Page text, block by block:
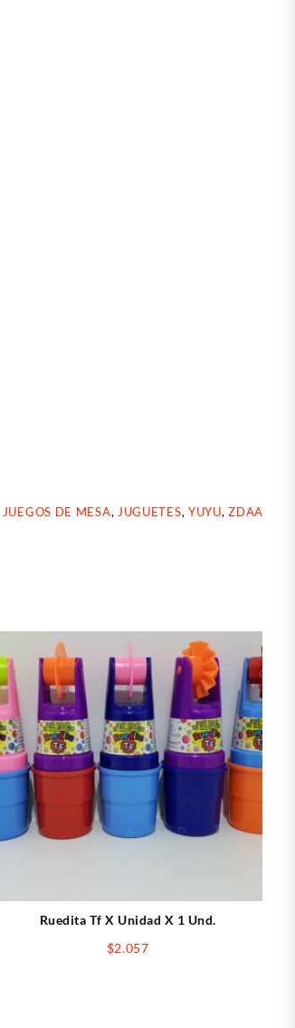
JUEGOS DE MESA, JUGUETES, YUYU,ZDAA
Ruedita Tf X Unidad X 1 Und.
$2.057